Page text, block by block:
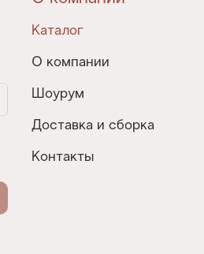
Каталог
О компании
Шоурум
Доставка и сборка
Контакты